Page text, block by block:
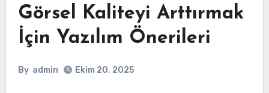
Görsel Kaliteyi Arttırmak
İçin Yazılım Önerileri
By admin Ekim 20, 2025